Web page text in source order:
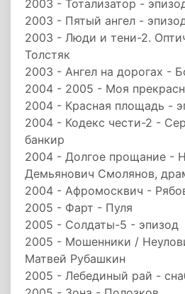
2003 - Тотализатор -
2003 - Пятый ангел -
2003 - Люди и тени-2.
Толстяк
2003 - Ангел на дорогах -
2004 - 2005 - Моя
2004 - Красная площадь -
2004 - Кодекс чести-2 -
банкир
2004 - Долгое прощание -
Демьянович Смолянов,
2004 - Афромосквич -
2005 - Фарт - Пуля
2005 - Солдаты-5 - эпизод
2005 - Мошенники /
Матвей Рубашкин
2005 - Лебединый рай -